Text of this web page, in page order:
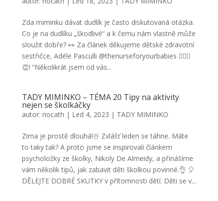
Zda miminku dávat dudlík je často diskutovaná otázka.
Co je na dudlíku „škodlivé“ a k čemu nám vlastně může
sloužit dobře? 👀 Za článek děkujeme dětské zdravotní
sestřičce, Adéle Pasculli @thenurseforyourbabies 👩🏻‍⚕️
👏! “Několikrát jsem od vás...
TADY MIMINKO – TÉMA 20 Tipy na aktivity
nejen se školkáčky
autor: riocath | Led 4, 2023 | TADY MIMINKO
Zima je prostě dlouhá!☃️ Zvlášť leden se táhne. Máte
to taky tak? A proto jsme se inspirovali článkem
psycholožky ze školky, Nikoly De Almeidy, a přinášíme
vám několik tipů, jak zabavit děti školkou povinné.👌 🎈
DĚLEJTE DOBRÉ SKUTKY v přítomnosti dětí. Děti se v...